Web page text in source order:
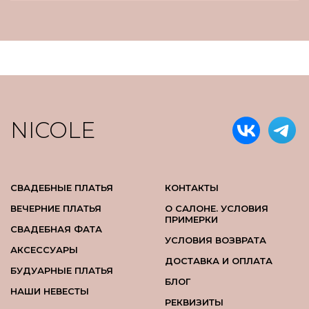
NICOLE
СВАДЕБНЫЕ ПЛАТЬЯ
ВЕЧЕРНИЕ ПЛАТЬЯ
СВАДЕБНАЯ ФАТА
АКСЕССУАРЫ
БУДУАРНЫЕ ПЛАТЬЯ
НАШИ НЕВЕСТЫ
КОНТАКТЫ
О САЛОНЕ. УСЛОВИЯ
ПРИМЕРКИ
УСЛОВИЯ ВОЗВРАТА
ДОСТАВКА И ОПЛАТА
БЛОГ
РЕКВИЗИТЫ